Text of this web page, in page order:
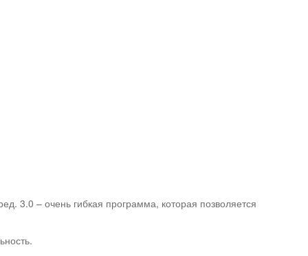
3.0 – очень гибкая программа, которая позволяется